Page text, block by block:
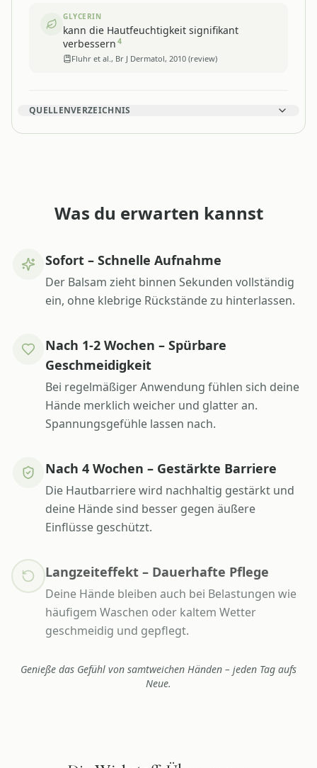
GLYCERIN
kann die Hautfeuchtigkeit signifikant
verbessern 4
Fluhr et al., Br J Dermatol, 2010 (review)
QUELLENVERZEICHNIS
Was du erwarten kannst
Sofort – Schnelle Aufnahme
Der Balsam zieht binnen Sekunden vollständig
ein, ohne klebrige Rückstände zu hinterlassen.
Nach 1-2 Wochen – Spürbare
Geschmeidigkeit
Bei regelmäßiger Anwendung fühlen sich deine
Hände merklich weicher und glatter an.
Spannungsgefühle lassen nach.
Nach 4 Wochen – Gestärkte Barriere
Die Hautbarriere wird nachhaltig gestärkt und
deine Hände sind besser gegen äußere
Einflüsse geschützt.
Langzeiteffekt – Dauerhafte Pflege
Deine Hände bleiben auch bei Belastungen wie
häufigem Waschen oder kaltem Wetter
geschmeidig und gepflegt.
Genieße das Gefühl von samtweichen Händen – jeden Tag aufs
Neue.